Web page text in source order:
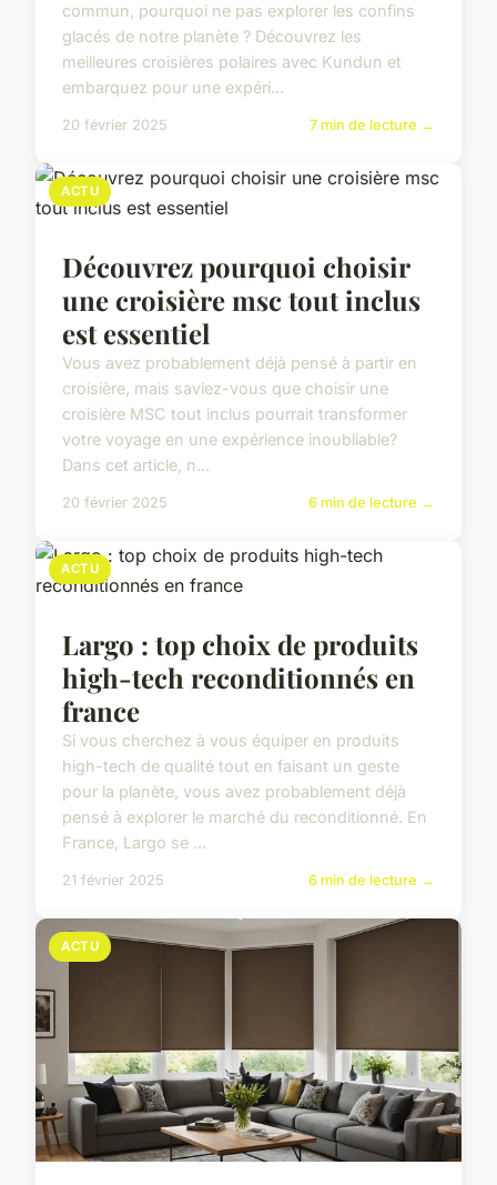
commun, pourquoi ne pas explorer les confins
glacés de notre planète ? Découvrez les
meilleures croisières polaires avec Kundun et
embarquez pour une expéri...
20 février 2025 7 min de lecture →
ACTU
Découvrez pourquoi choisir
une croisière msc tout inclus
est essentiel
Vous avez probablement déjà pensé à partir en
croisière, mais saviez-vous que choisir une
croisière MSC tout inclus pourrait transformer
votre voyage en une expérience inoubliable?
Dans cet article, n...
20 février 2025 6 min de lecture →
ACTU
Largo : top choix de produits
high-tech reconditionnés en
france
Si vous cherchez à vous équiper en produits
high-tech de qualité tout en faisant un geste
pour la planète, vous avez probablement déjà
pensé à explorer le marché du reconditionné. En
France, Largo se ...
21 février 2025 6 min de lecture →
ACTU